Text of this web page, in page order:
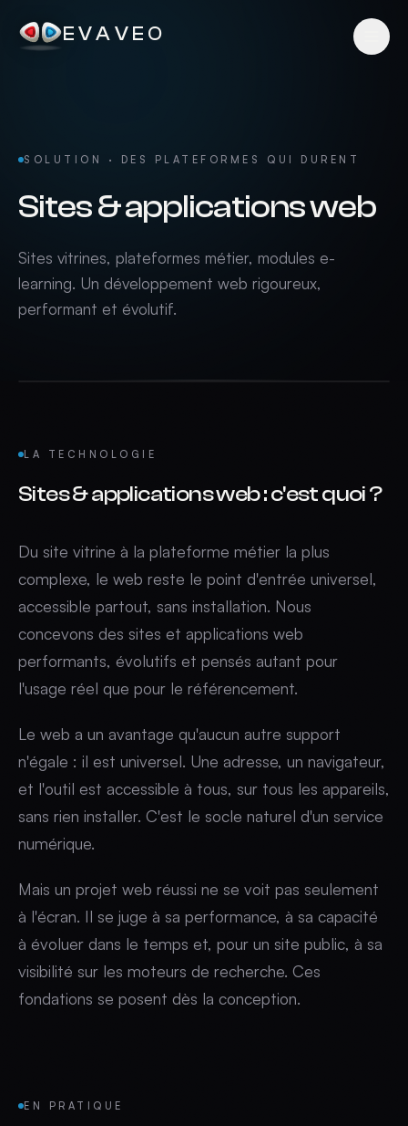
EVAVEO
SOLUTION · DES PLATEFORMES QUI DURENT
Sites & applications web
Sites vitrines, plateformes métier, modules e-
learning. Un développement web rigoureux,
performant et évolutif.
LA TECHNOLOGIE
Sites & applications web:c'est quoi ?
Du site vitrine à la plateforme métier la plus
complexe, le web reste le point d'entrée universel,
accessible partout, sans installation. Nous
concevons des sites et applications web
performants, évolutifs et pensés autant pour
l'usage réel que pour le référencement.
Le web a un avantage qu'aucun autre support
n'égale : il est universel. Une adresse, un navigateur,
et l'outil est accessible à tous, sur tous les appareils,
sans rien installer. C'est le socle naturel d'un service
numérique.
Mais un projet web réussi ne se voit pas seulement
à l'écran. Il se juge à sa performance, à sa capacité
à évoluer dans le temps et, pour un site public, à sa
visibilité sur les moteurs de recherche. Ces
fondations se posent dès la conception.
EN PRATIQUE